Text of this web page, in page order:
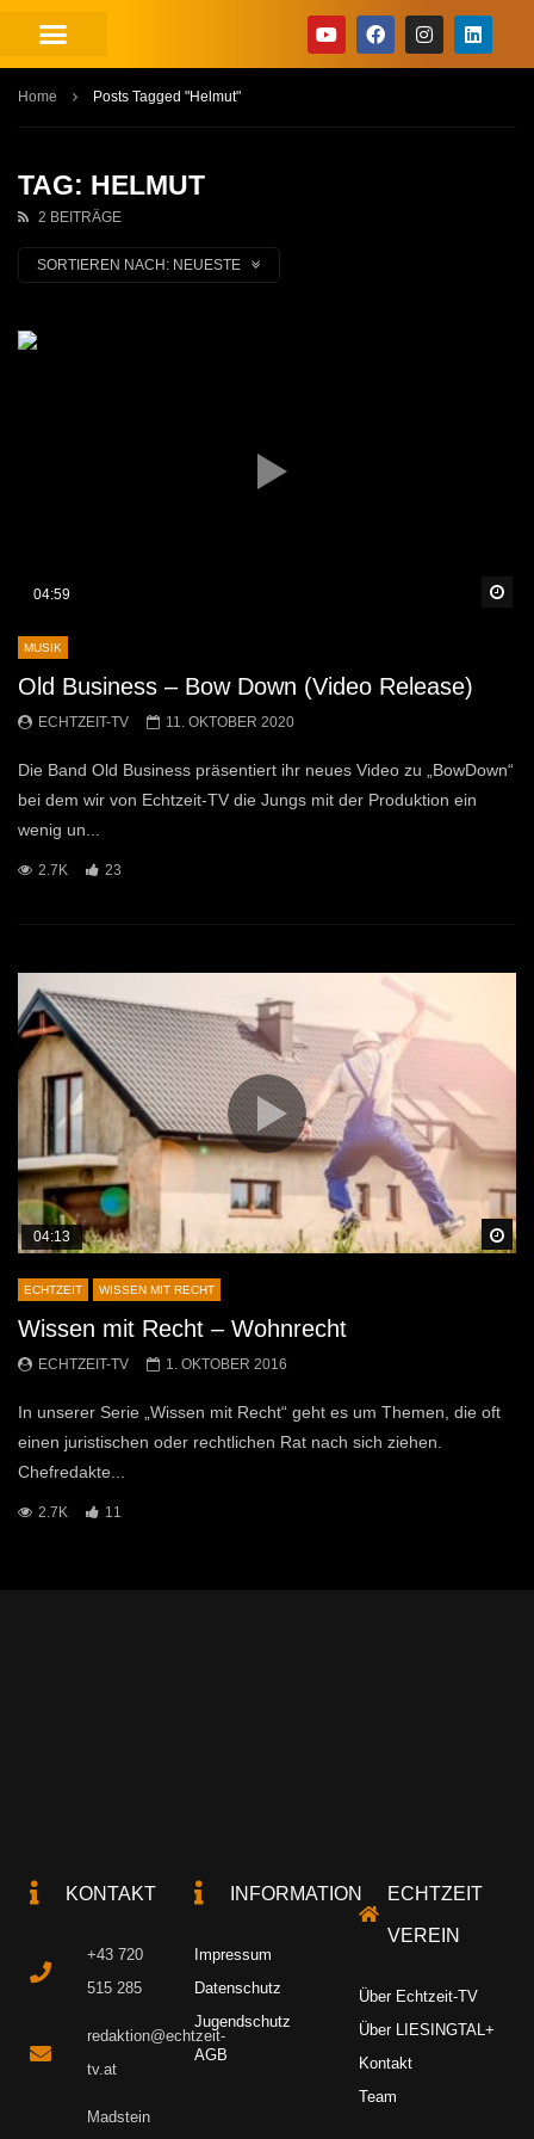
Home Posts Tagged "Helmut"
TAG: HELMUT
2 BEITRÄGE
SORTIEREN NACH: NEUESTE
04:59
MUSIK
Old Business – Bow Down (Video Release)
ECHTZEIT-TV 11. OKTOBER 2020
Die Band Old Business präsentiert ihr neues Video zu „BowDown“
bei dem wir von Echtzeit-TV die Jungs mit der Produktion ein
wenig un...
2.7K 23
04:13
ECHTZEIT WISSEN MIT RECHT
Wissen mit Recht – Wohnrecht
ECHTZEIT-TV 1. OKTOBER 2016
In unserer Serie „Wissen mit Recht“ geht es um Themen, die oft
einen juristischen oder rechtlichen Rat nach sich ziehen.
Chefredakte...
2.7K 11
KONTAKT
+43 720
515 285
redaktion@echtzeit-
tv.at
Madstein
INFORMATION
Impressum
Datenschutz
Jugendschutz
AGB
ECHTZEIT
VEREIN
Über Echtzeit-TV
Über LIESINGTAL+
Kontakt
Team